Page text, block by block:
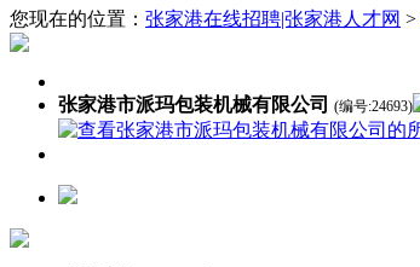
您现在的位置： 张家港在线招聘|张家港人才网 >
张家港市派玛包装机械有限公司 (编号:24693)